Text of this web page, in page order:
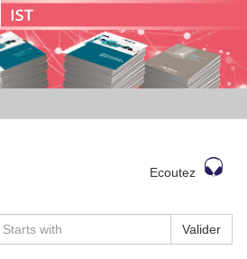
Ecoutez
Valider